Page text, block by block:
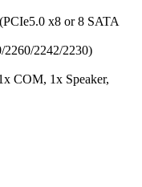
x8 or 8 SATA
2242/2230)
COM, 1x Speaker,